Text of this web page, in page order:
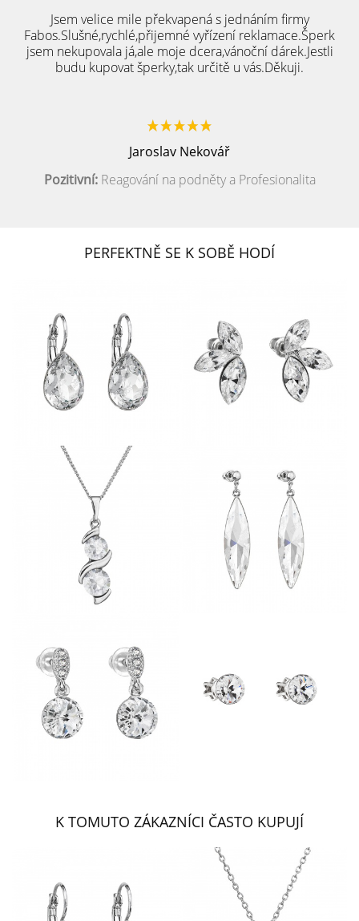
Jsem velice mile překvapená s jednáním firmy
Fabos.Slušné,rychlé,přijemné vyřízení reklamace.Šperk
jsem nekupovala já,ale moje dcera,vánoční dárek.Jestli
budu kupovat šperky,tak určitě u vás.Děkuji.
Jaroslav Nekovář
Pozitivní:Reagování na podněty a Profesionalita
PERFEKTNĚ SE K SOBĚ HODÍ
K TOMUTO ZÁKAZNÍCI ČASTO KUPUJÍ